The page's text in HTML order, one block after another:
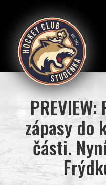
Studénka
zápasy do
části.